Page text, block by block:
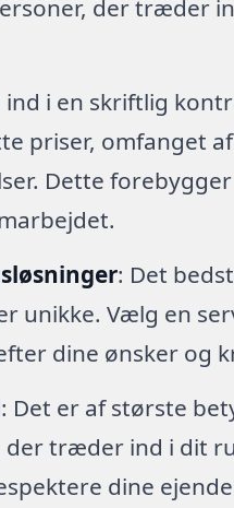
der træder
ind i en skriftlig
priser, omfanget
Dette
: Det
unikke. Vælg en
dine ønsker og
: Det er af største
træder ind i dit
dine